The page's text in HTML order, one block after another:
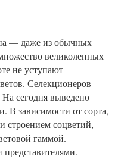
— даже из обычных
великолепных
не уступают
Селекционеров
сегодня выведено
В зависимости от сорта,
строением соцветий,
гаммой.